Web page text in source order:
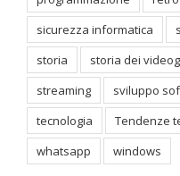
sicurezza informatica
storia
storia dei
streaming
sviluppo
tecnologia
Tendenze
whatsapp
windows